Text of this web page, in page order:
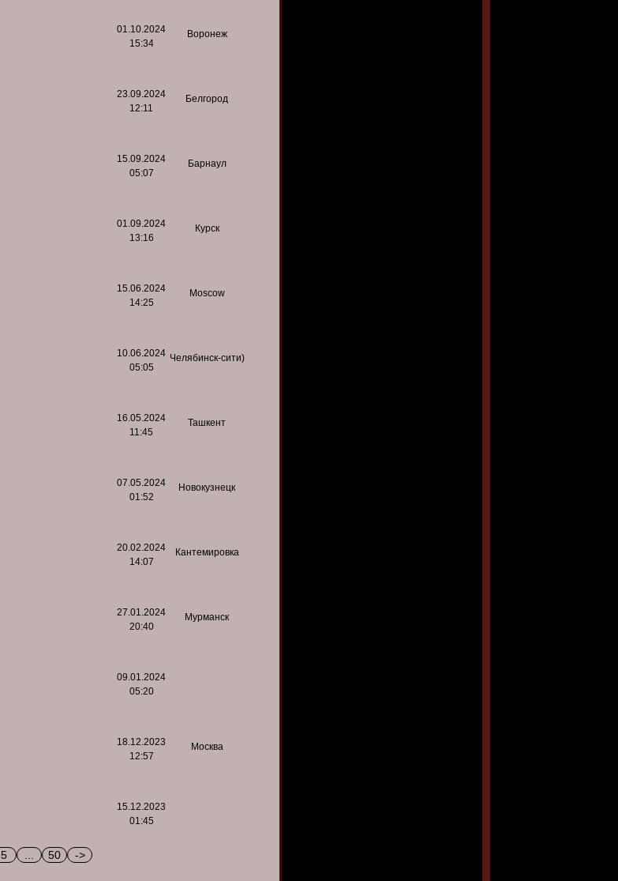
01.10.2024
15:34
Воронеж
23.09.2024
12:11
Белгород
15.09.2024
05:07
Барнаул
01.09.2024
13:16
Курск
15.06.2024
14:25
Moscow
10.06.2024
05:05
Челябинск-сити)
16.05.2024
11:45
Ташкент
07.05.2024
01:52
Новокузнецк
20.02.2024
14:07
Кантемировка
27.01.2024
20:40
Мурманск
09.01.2024
05:20
18.12.2023
12:57
Москва
15.12.2023
01:45
5 50 ->